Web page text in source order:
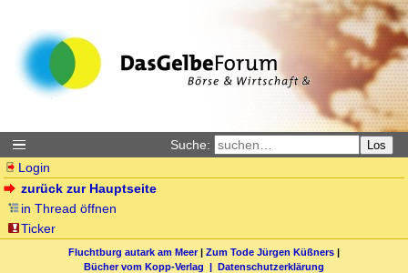
Suche: Los
Login
zurück zur Hauptseite
in Thread öffnen
Ticker
Fluchtburg autark am Meer| Zum Tode Jürgen Küßners |
Bücher vom Kopp-Verlag | Datenschutzerklärung